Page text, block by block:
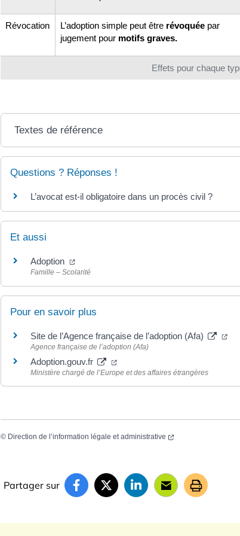
Effets pour chaque
Révocation L’adoption simple peut être révoquée par
jugement pour motifs graves.
Textes de référence
Questions ? Réponses !
L’avocat est-il obligatoire dans un procès civil ?
Et aussi
Adoption
Famille – Scolarité
Pour en savoir plus
Site de l’Agence française de l’adoption (Afa)
Agence française de l’adoption (Afa)
Adoption.gouv.fr
Ministère chargé de l’Europe et des affaires étrangères
© Direction de l’information légale et administrative
Partager sur